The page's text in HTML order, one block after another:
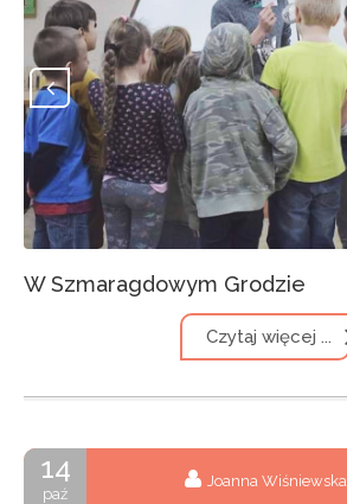
W Szmaragdowym Grodzie
Czytaj więcej ...
14
paź
Joanna Wiśniewska